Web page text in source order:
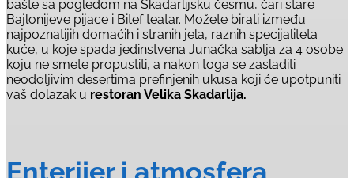
bašte sa pogledom na Skadarlijsku česmu, čari stare
Bajlonijeve pijace i Bitef teatar. Možete birati između
najpoznatijih domaćih i stranih jela, raznih specijaliteta
kuće, u koje spada jedinstvena Junačka sablja za 4 osobe
koju ne smete propustiti, a nakon toga se zasladiti
neodoljivim desertima prefinjenih ukusa koji će upotpuniti
vaš dolazak u restoran Velika Skadarlija.
Enterijer i atmosfera